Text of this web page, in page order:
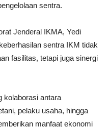
sentra.
Jenderal IKMA, Yedi
sentra IKM tidak
fasilitas, tetapi juga sinergi
kolaborasi antara
pelaku usaha, hingga
manfaat ekonomi